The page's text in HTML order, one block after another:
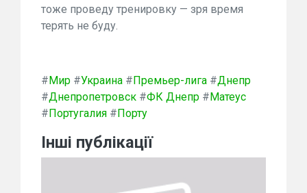
тоже проведу тренировку — зря время
терять не буду.
#Мир #Украина #Премьер-лига #Днепр
#Днепропетровск #ФК Днепр #Матеус
#Португалия #Порту
Інші публікації